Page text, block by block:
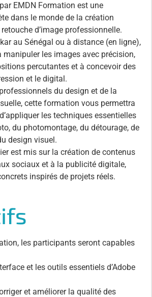
EMDN Formation est une
dans le monde de la création
d’image professionnelle.
au Sénégal ou à distance (en ligne),
manipuler les images avec précision,
percutantes et à concevoir des
et le digital.
du design et de la
cette formation vous permettra
les techniques essentielles
du photomontage, du détourage, de
design visuel.
est mis sur la création de contenus
sociaux et à la publicité digitale,
inspirés de projets réels.
les participants seront capables
et les outils essentiels d’Adobe
et améliorer la qualité des